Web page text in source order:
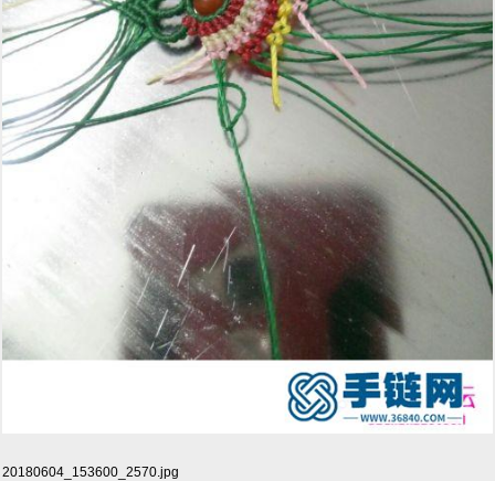
20180604_153600_2570.jpg